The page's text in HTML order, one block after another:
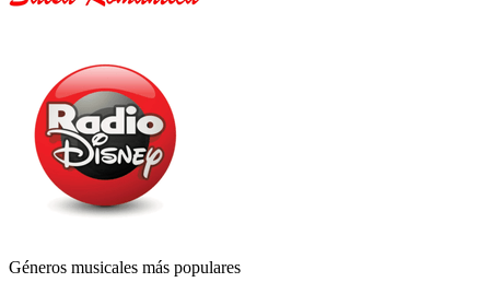
Géneros musicales más populares